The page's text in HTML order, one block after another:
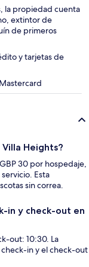
la propiedad cuenta
extintor de
de primeros
y tarjetas de
Heights?
30 por hospedaje,
Esta
sin correa.
in y check-out en
out: 10:30. La
in y el check-out